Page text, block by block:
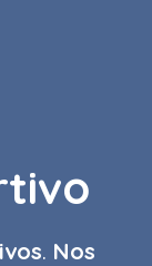
. Nos